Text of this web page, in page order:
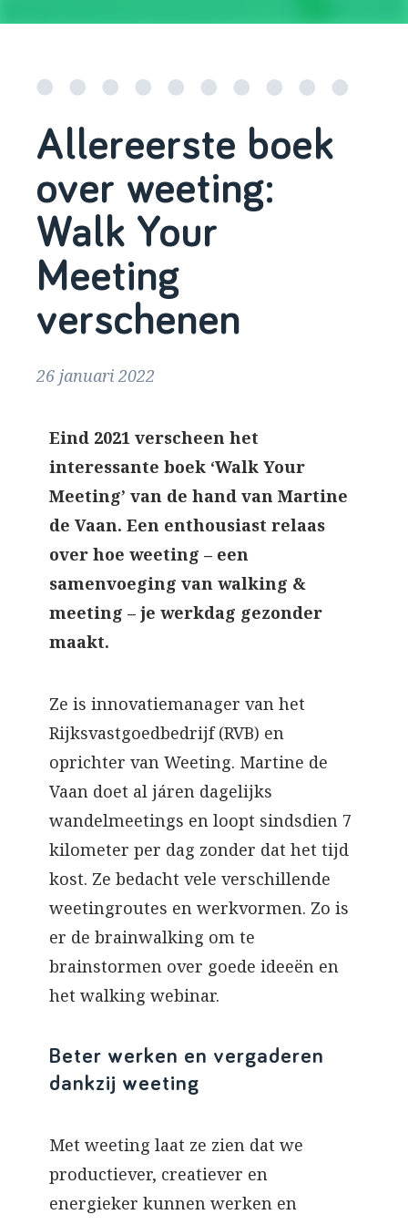
Allereerste boek
over weeting:
Walk Your
Meeting
verschenen
26 januari 2022
Eind 2021 verscheen het
interessante boek ‘Walk Your
Meeting’ van de hand van Martine
de Vaan. Een enthousiast relaas
over hoe weeting – een
samenvoeging van walking &
meeting – je werkdag gezonder
maakt.
Ze is innovatiemanager van het
Rijksvastgoedbedrijf (RVB) en
oprichter van Weeting. Martine de
Vaan doet al járen dagelijks
wandelmeetings en loopt sindsdien 7
kilometer per dag zonder dat het tijd
kost. Ze bedacht vele verschillende
weetingroutes en werkvormen. Zo is
er de brainwalking om te
brainstormen over goede ideeën en
het walking webinar.
Beter werken en vergaderen
dankzij weeting
Met weeting laat ze zien dat we
productiever, creatiever en
energieker kunnen werken en